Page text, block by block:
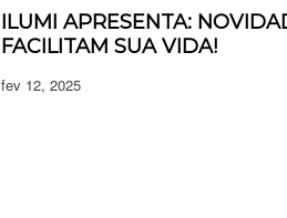
ILUMI APRESENTA:
FACILITAM SUA VIDA!
fev 12, 2025